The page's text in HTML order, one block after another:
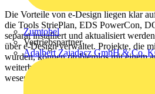
Zumtobel
Vertriebspartner
Adalbert Zajadacz GmbH & Co.
Die Vorteile von e-Design liegen klar
die Tools StriePlan, EDS PowerCon,
separat installiert und aktualisiert
über e-Design verwaltet. Projekte, die
wurden, können problemlos mit einem
weiterbearbeitet werden. Dies alles
wesentlich flexibler, einfacher und